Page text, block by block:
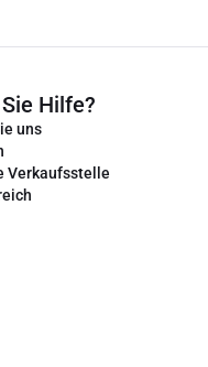
Hilfe?
uns
Verkaufsstelle